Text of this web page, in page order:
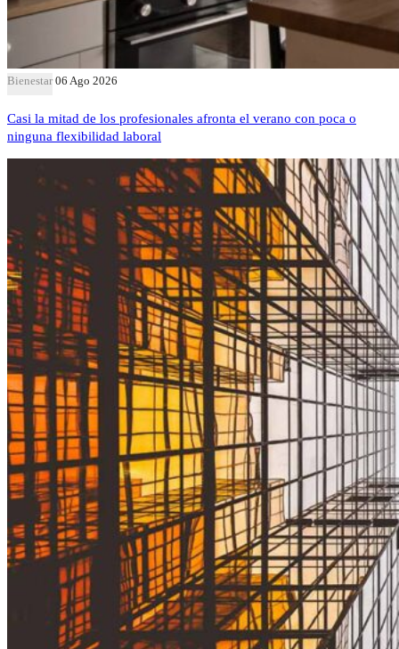
Bienestar 06 Ago 2026
Casi la mitad de los profesionales afronta el verano con poca o
ninguna flexibilidad laboral